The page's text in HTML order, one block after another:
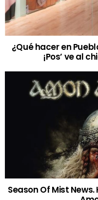
¿Qué hacer en
¡Pos’ ve al
Season Of Mist